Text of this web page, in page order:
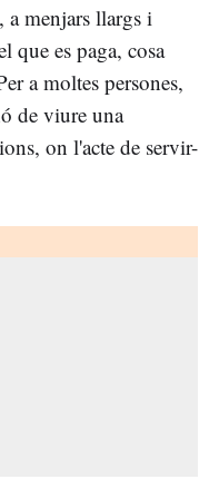
a menjars llargs i
que es paga, cosa
a moltes persones,
de viure una
on l'acte de servir-